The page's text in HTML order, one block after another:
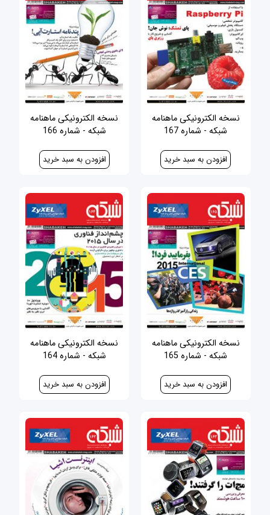
نسخه الکترونیکی ماهنامه
شبکه - شماره 167
نسخه الکترونیکی ماهنامه
شبکه - شماره 166
نسخه الکترونیکی ماهنامه
شبکه - شماره 165
نسخه الکترونیکی ماهنامه
شبکه - شماره 164